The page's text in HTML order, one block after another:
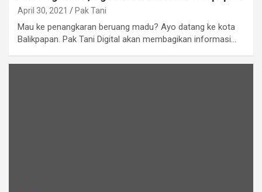
April 30, 2021 Pak Tani
Mau ke penangkaran beruang madu? Ayo datang ke kota
Balikpapan. Pak Tani Digital akan membagikan informasi…